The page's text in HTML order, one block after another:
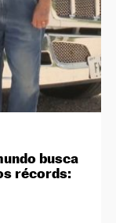
busca
récords: